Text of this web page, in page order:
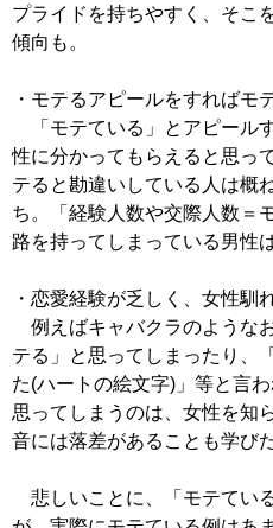
プライドを持ちやすく、そこ
傾向も。
・モテるアピールをすればモ
「モテている」とアピール
性に分かってもらえると思っ
テると勘違いしている人は概
ち。「経験人数や交際人数＝
路を持ってしまっている男性
・恋愛経験が乏しく、女性馴
例えばキャバクラのような
テる」と思ってしまったり、
た(ハートの絵文字)」等と言
思ってしまうのは、女性を知
音には落差があることも学び
悲しいことに、「モテてい